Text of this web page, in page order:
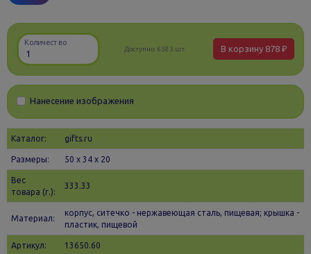
Количество
Доступно: 6583 шт. В корзину 878 ₽
Нанесение изображения
Каталог: gifts.ru
Размеры: 50 х 34 x 20
Вес
товара (г.):
333.33
Материал:
корпус, ситечко - нержавеющая сталь, пищевая; крышка -
пластик, пищевой
Артикул: 13650.60